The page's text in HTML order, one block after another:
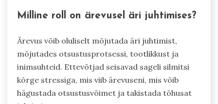
Milline roll on ärevusel äri juhtimises?
Ärevus võib oluliselt mõjutada äri juhtimist,
mõjutades otsustusprotsessi, tootlikkust ja
inimsuhteid. Ettevõtjad seisavad sageli silmitsi
kõrge stressiga, mis viib ärevuseni, mis võib
hägustada otsustusvõimet ja takistada tõhusat